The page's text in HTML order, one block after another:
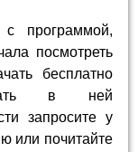
программой,
посмотреть
бесплатно
в ней
запросите у
или почитайте